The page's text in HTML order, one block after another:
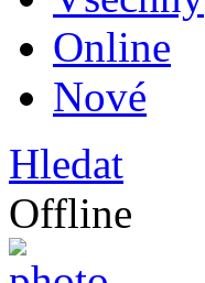
Online
Nové
Hledat
Offline